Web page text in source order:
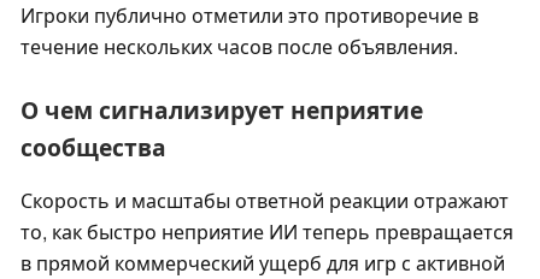
Игроки публично отметили это противоречие в
течение нескольких часов после объявления.
О чем сигнализирует неприятие
сообщества
Скорость и масштабы ответной реакции отражают
то, как быстро неприятие ИИ теперь превращается
в прямой коммерческий ущерб для игр с активной